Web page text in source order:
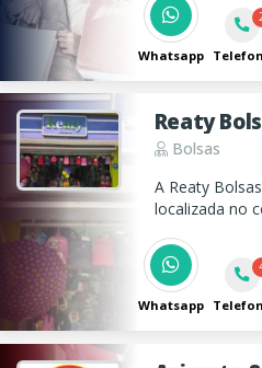
Whatsapp
Reaty
Bolsas
A Reaty
localizada no
cores,marcas
Whatsapp